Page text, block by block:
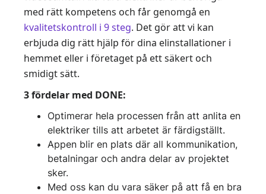
med rätt kompetens och får genomgå en
kvalitetskontroll i 9 steg. Det gör att vi kan
erbjuda dig rätt hjälp för dina elinstallationer i
hemmet eller i företaget på ett säkert och
smidigt sätt.
3 fördelar med DONE:
Optimerar hela processen från att anlita en
elektriker tills att arbetet är färdigställt.
Appen blir en plats där all kommunikation,
betalningar och andra delar av projektet
sker.
Med oss kan du vara säker på att få en bra